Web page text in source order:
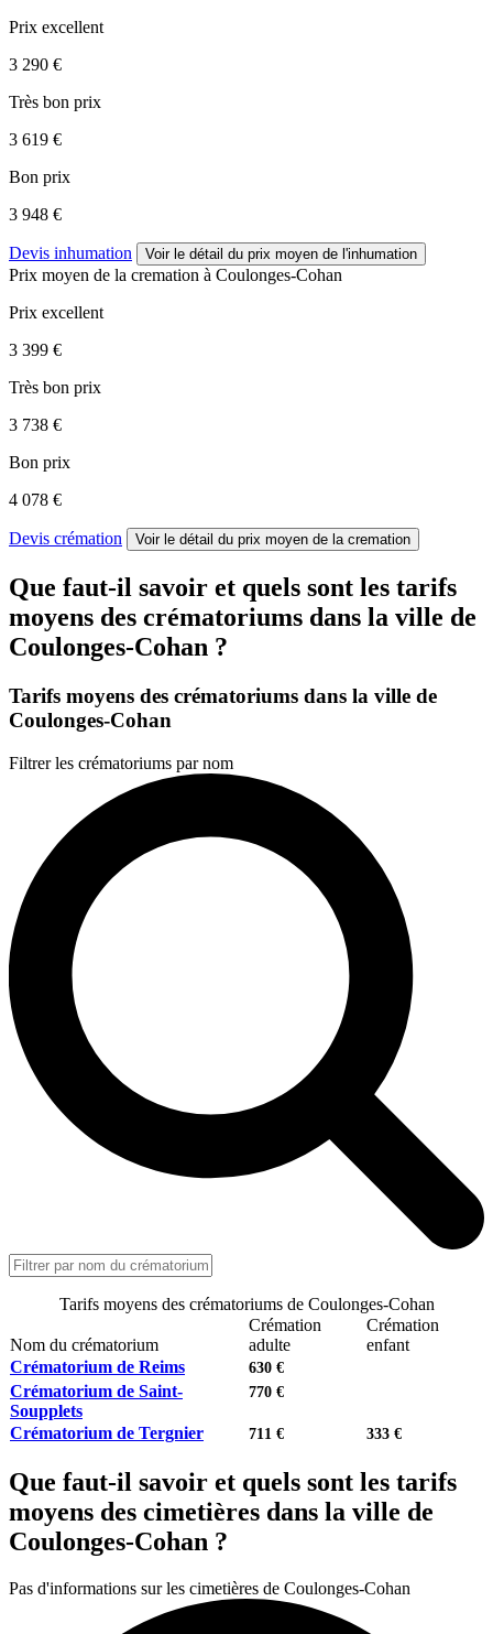
Prix excellent
3 290 €
Très bon prix
3 619 €
Bon prix
3 948 €
Devis inhumation Voir le détail du prix moyen de l'inhumation
Prix moyen de la cremation à Coulonges-Cohan
Prix excellent
3 399 €
Très bon prix
3 738 €
Bon prix
4 078 €
Devis crémation Voir le détail du prix moyen de la cremation
Que faut-il savoir et quels sont les tarifs
moyens des crématoriums dans la ville de
Coulonges-Cohan ?
Tarifs moyens des crématoriums dans la ville de
Coulonges-Cohan
Filtrer les crématoriums par nom
Tarifs moyens des crématoriums de Coulonges-Cohan
Nom du crématorium
Crémation
adulte
Crémation
enfant
Crématorium de Reims
630 €
Crématorium de Saint-
Soupplets
770 €
Crématorium de Tergnier 711 € 333 €
Que faut-il savoir et quels sont les tarifs
moyens des cimetières dans la ville de
Coulonges-Cohan ?
Pas d'informations sur les cimetières de Coulonges-Cohan